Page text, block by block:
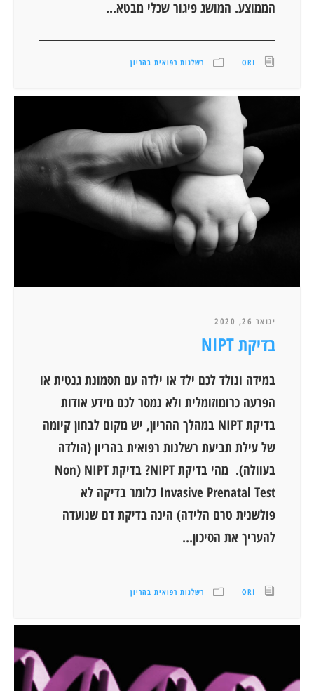
הממוצע. המושג פיגור שכלי מבטא...
ORI רשלנות רפואית בהריון
ינואר 26, 2020
בדיקת NIPT
במידה ונולד לכם ילד או ילדה עם תסמונת גנטית או
הפרעה כרומוזומלית ולא נמסר לכם מידע אודות
בדיקת NIPT במהלך ההריון, יש מקום לבחון קיומה
של עילת תביעת רשלנות רפואית בהריון (הולדה
בעוולה). מהי בדיקת NIPT? בדיקת NIPT (Non
Invasive Prenatal Test כלומר בדיקה לא
פולשנית טרם הלידה) הינה בדיקת דם שנועדה
להעריך את הסיכון...
ORI רשלנות רפואית בהריון